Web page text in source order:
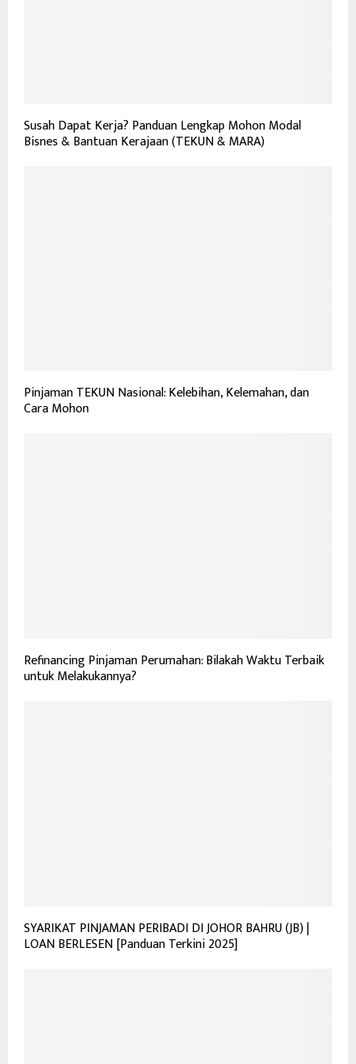
Susah Dapat Kerja? Panduan Lengkap Mohon Modal
Bisnes & Bantuan Kerajaan (TEKUN & MARA)
Pinjaman TEKUN Nasional: Kelebihan, Kelemahan, dan
Cara Mohon
Refinancing Pinjaman Perumahan: Bilakah Waktu Terbaik
untuk Melakukannya?
SYARIKAT PINJAMAN PERIBADI DI JOHOR BAHRU (JB) |
LOAN BERLESEN [Panduan Terkini 2025]